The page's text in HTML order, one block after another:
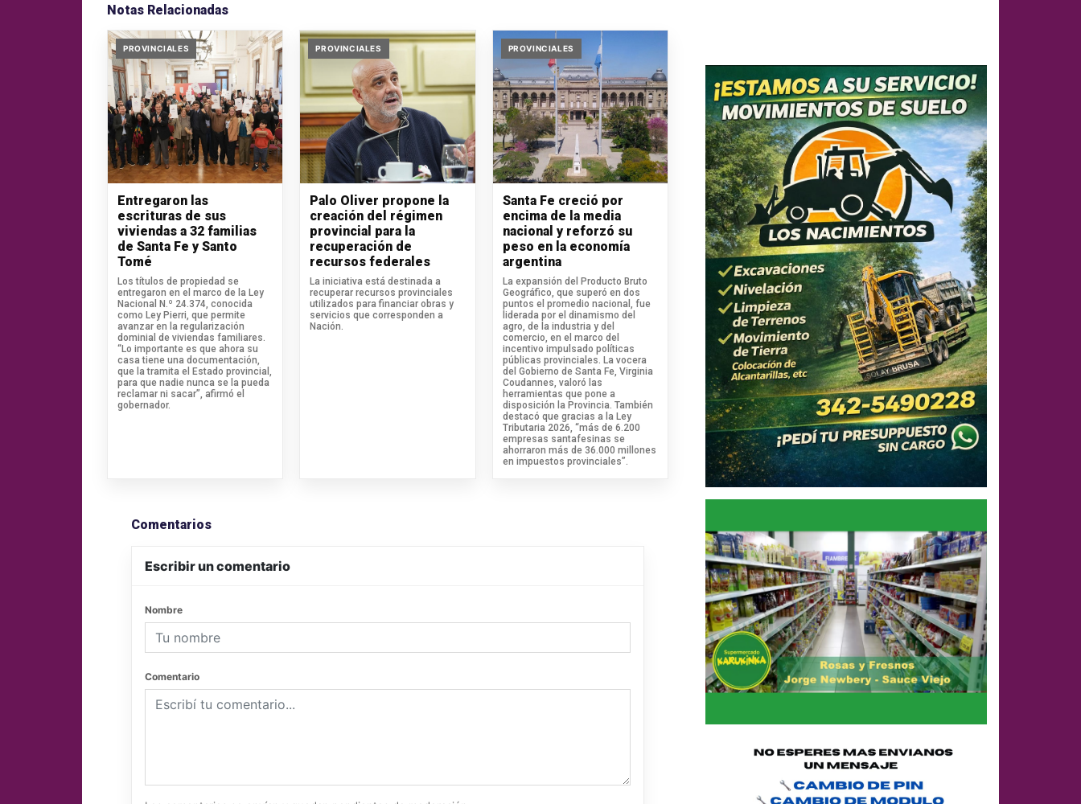
Notas Relacionadas
PROVINCIALES
Entregaron las
escrituras de sus
viviendas a 32 familias
de Santa Fe y Santo
Tomé
Los títulos de propiedad se
entregaron en el marco de la Ley
Nacional N.º 24.374, conocida
como Ley Pierri, que permite
avanzar en la regularización
dominial de viviendas familiares.
“Lo importante es que ahora su
casa tiene una documentación,
que la tramita el Estado provincial,
para que nadie nunca se la pueda
reclamar ni sacar”, afirmó el
gobernador.
PROVINCIALES
Palo Oliver propone la
creación del régimen
provincial para la
recuperación de
recursos federales
La iniciativa está destinada a
recuperar recursos provinciales
utilizados para financiar obras y
servicios que corresponden a
Nación.
PROVINCIALES
Santa Fe creció por
encima de la media
nacional y reforzó su
peso en la economía
argentina
La expansión del Producto Bruto
Geográfico, que superó en dos
puntos el promedio nacional, fue
liderada por el dinamismo del
agro, de la industria y del
comercio, en el marco del
incentivo impulsado políticas
públicas provinciales. La vocera
del Gobierno de Santa Fe, Virginia
Coudannes, valoró las
herramientas que pone a
disposición la Provincia. También
destacó que gracias a la Ley
Tributaria 2026, “más de 6.200
empresas santafesinas se
ahorraron más de 36.000 millones
en impuestos provinciales”.
Comentarios
Escribir un comentario
Nombre
Comentario